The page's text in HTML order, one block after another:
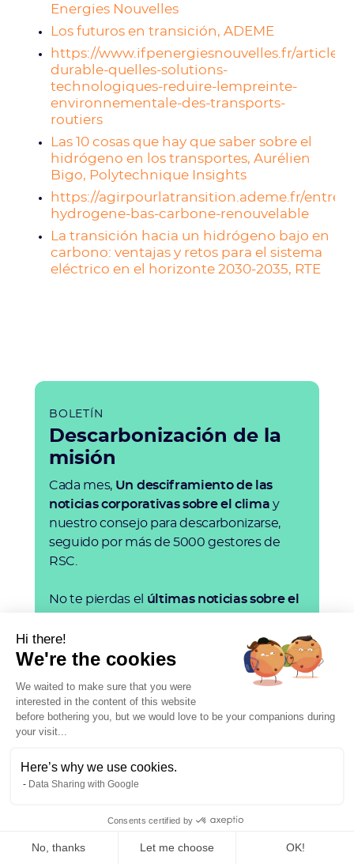
Energies Nouvelles
Los futuros en transición, ADEME
https://www.ifpenergiesnouvelles.fr/article/
durable-quelles-solutions-
technologiques-reduire-lempreinte-
environnementale-des-transports-
routiers
Las 10 cosas que hay que saber sobre el
hidrógeno en los transportes, Aurélien
Bigo, Polytechnique Insights
https://agirpourlatransition.ademe.fr/
hydrogene-bas-carbone-renouvelable
La transición hacia un hidrógeno bajo en
carbono: ventajas y retos para el sistema
eléctrico en el horizonte 2030-2035, RTE
BOLETÍN
Descarbonización de la
misión
Cada mes, Un desciframiento de las
noticias corporativas sobre el clima y
nuestro consejo para descarbonizarse,
seguido por más de 5000 gestores de
RSC.
No te pierdas el últimas noticias sobre el
¡noticias regulatorias!
Hi there!
We're the cookies
We waited to make sure that you were
interested in the content of this website
before bothering you, but we would love to be your companions during
your visit...
Here’s why we use cookies.
Data Sharing with Google
Consents certified by
No, thanks Let me choose OK!